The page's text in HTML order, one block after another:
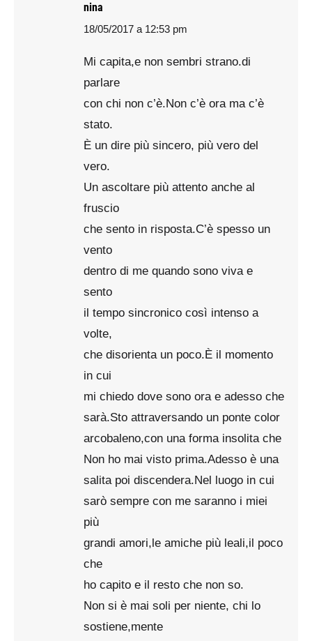
nina
says:
18/05/2017 a 12:53 pm
Mi capita,e non sembri strano.di
parlare
con chi non c’è.Non c’è ora ma c’è
stato.
È un dire più sincero, più vero del
vero.
Un ascoltare più attento anche al
fruscio
che sento in risposta.C’è spesso un
vento
dentro di me quando sono viva e
sento
il tempo sincronico così intenso a
volte,
che disorienta un poco.È il momento
in cui
mi chiedo dove sono ora e adesso che
sarà.Sto attraversando un ponte color
arcobaleno,con una forma insolita che
Non ho mai visto prima.Adesso è una
salita poi discendera.Nel luogo in cui
sarò sempre con me saranno i miei
più
grandi amori,le amiche più leali,il poco
che
ho capito e il resto che non so.
Non si è mai soli per niente, chi lo
sostiene,mente